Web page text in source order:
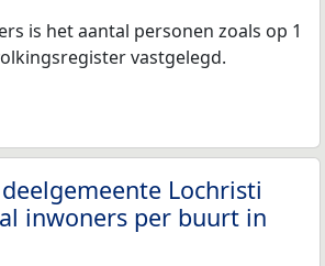
is het aantal personen zoals op 1
vastgelegd.
Lochristi
inwoners per buurt in